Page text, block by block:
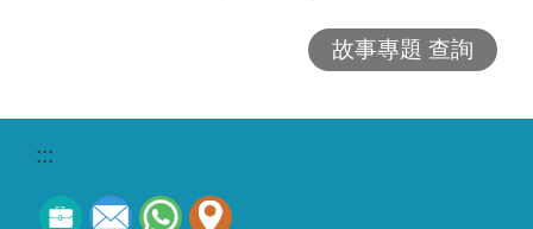
故事專題 查詢
:::